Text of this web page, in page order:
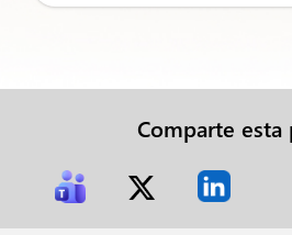
Comparte esta